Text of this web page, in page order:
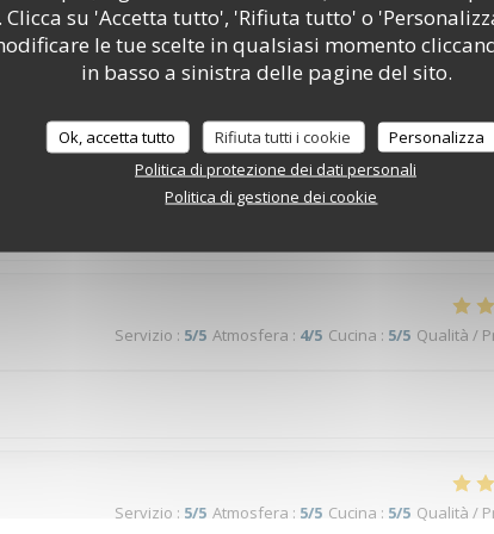
su 'Accetta tutto', 'Rifiuta tutto' o
le tue scelte in qualsiasi momento
in basso a sinistra delle pagine del sito.
Ok, accetta tutto Rifiuta tutti i cookie
Personalizza
Politica di protezione dei dati personali
Politica di gestione dei cookie
Servizio:5/5 Atmosfera:5/5 Cucina:5/5 Qualità /
Servizio : 5/5 Atmosfera : 4/5 Cucina : 5/5 Qualità /
Servizio : 5/5 Atmosfera : 5/5 Cucina : 5/5 Qualità /